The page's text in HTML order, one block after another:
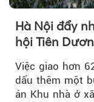
Hà Nội đẩy
hội Tiên
Việc giao hơn
dấu thêm một
án Khu nhà ở